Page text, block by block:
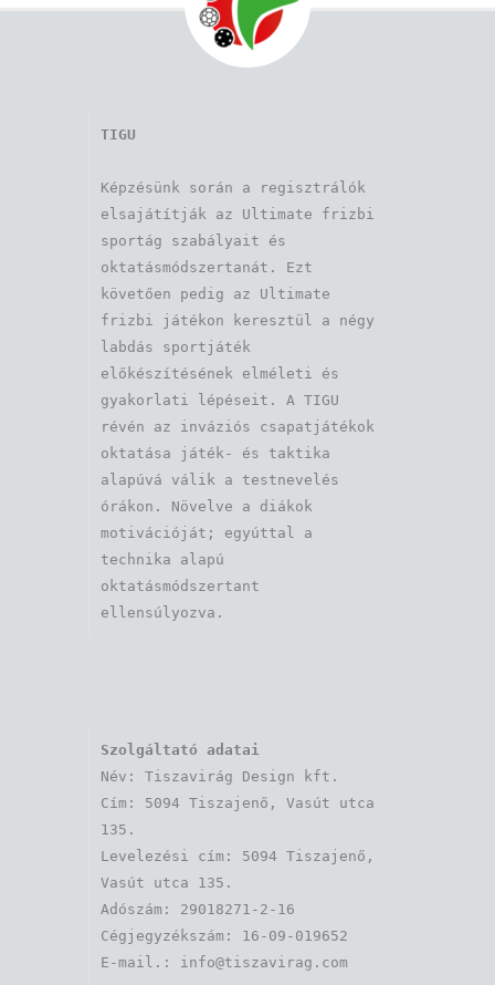
TIGU
Képzésünk során a regisztrálók
elsajátítják az Ultimate frizbi
sportág szabályait és
oktatásmódszertanát. Ezt
követően pedig az Ultimate
frizbi játékon keresztül a négy
labdás sportjáték
előkészítésének elméleti és
gyakorlati lépéseit. A TIGU
révén az inváziós csapatjátékok
oktatása játék- és taktika
alapúvá válik a testnevelés
órákon. Növelve a diákok
motivációját; egyúttal a
technika alapú
oktatásmódszertant
ellensúlyozva.
Szolgáltató adatai
Név: Tiszavirág Design kft.
Cím: 5094 Tiszajenő, Vasút utca
135.
Levelezési cím: 5094 Tiszajenő,
Vasút utca 135.
Adószám: 29018271-2-16
Cégjegyzékszám: 16-09-019652